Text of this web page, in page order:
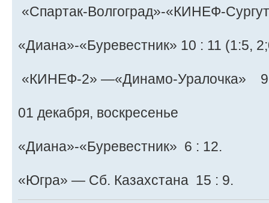
«Спартак-Волгоград»-«КИНЕФ-
«Диана»-«Буревестник» 10 : 11 (1:5,
«КИНЕФ-2» —«Динамо-Уралочка» 9
01 декабря, воскресенье
«Диана»-«Буревестник» 6 : 12.
«Югра» — Сб. Казахстана 15 : 9.